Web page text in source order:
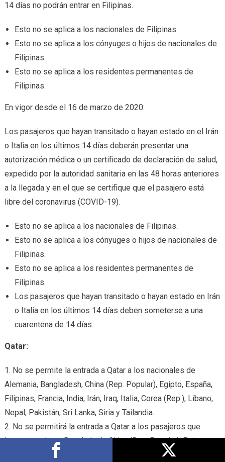
14 días no podrán entrar en Filipinas.
Esto no se aplica a los nacionales de Filipinas.
Esto no se aplica a los cónyuges o hijos de nacionales de
Filipinas.
Esto no se aplica a los residentes permanentes de
Filipinas.
En vigor desde el 16 de marzo de 2020:
Los pasajeros que hayan transitado o hayan estado en el Irán
o Italia en los últimos 14 días deberán presentar una
autorización médica o un certificado de declaración de salud,
expedido por la autoridad sanitaria en las 48 horas anteriores
a la llegada y en el que se certifique que el pasajero está
libre del coronavirus (COVID-19).
Esto no se aplica a los nacionales de Filipinas.
Esto no se aplica a los cónyuges o hijos de nacionales de
Filipinas.
Esto no se aplica a los residentes permanentes de
Filipinas.
Los pasajeros que hayan transitado o hayan estado en Irán
o Italia en los últimos 14 días deben someterse a una
cuarentena de 14 días.
Qatar:
1. No se permite la entrada a Qatar a los nacionales de
Alemania, Bangladesh, China (Rep. Popular), Egipto, España,
Filipinas, Francia, India, Irán, Iraq, Italia, Corea (Rep.), Líbano,
Nepal, Pakistán, Sri Lanka, Siria y Tailandia.
2. No se permitirá la entrada a Qatar a los pasajeros que
hayan estado en Bangladesh, China (Rep. Popular), Egipto,
Corea (Rep.), Filipinas, India, Irán, Iraq, Líbano, Nepal,